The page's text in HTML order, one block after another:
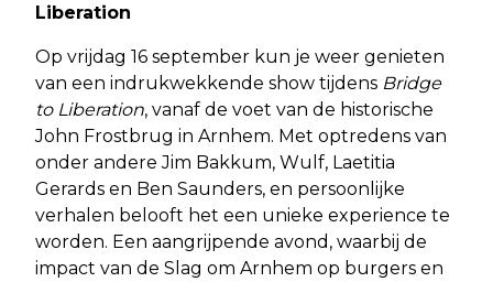
Liberation
Op vrijdag 16 september kun je weer genieten
van een indrukwekkende show tijdens Bridge
to Liberation, vanaf de voet van de historische
John Frostbrug in Arnhem. Met optredens van
onder andere Jim Bakkum, Wulf, Laetitia
Gerards en Ben Saunders, en persoonlijke
verhalen belooft het een unieke experience te
worden. Een aangrijpende avond, waarbij de
impact van de Slag om Arnhem op burgers en